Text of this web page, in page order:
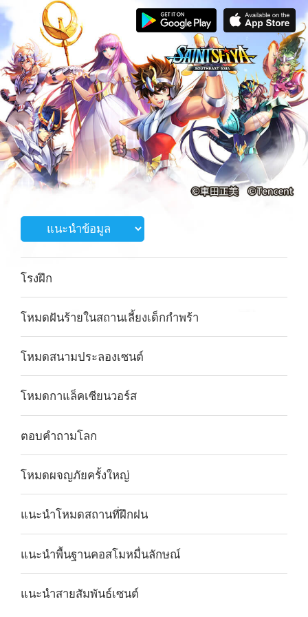
โรงฝึก
โหมดฝันร้ายในสถานเลี้ยงเด็กกำพร้า
โหมดสนามประลองเซนต์
โหมดกาแล็คเซียนวอร์ส
ตอบคำถามโลก
โหมดผจญภัยครั้งใหญ่
แนะนำโหมดสถานที่ฝึกฝน
แนะนำพื้นฐานคอสโมหมื่นลักษณ์
แนะนำสายสัมพันธ์เซนต์